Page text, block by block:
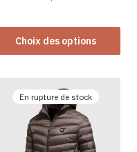
Choix des options
produit
a
variations.
Les
options
peuvent
En rupture de stock